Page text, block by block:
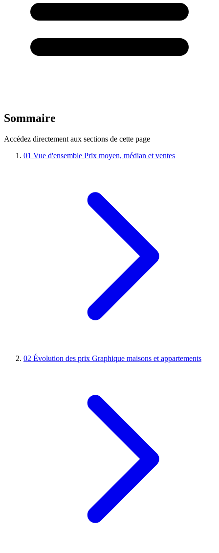
Sommaire
Accédez directement aux sections de cette page
01 Vue d'ensemble Prix moyen, médian et ventes
02 Évolution des prix Graphique maisons et appartements